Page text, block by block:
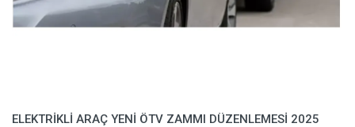
ELEKTRİKLİ ARAÇ YENİ ÖTV ZAMMI DÜZENLEMESİ 2025